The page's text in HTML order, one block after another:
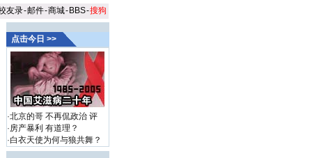
友录-邮件-商城- BBS-搜狗
点击今日 >>
·北京的哥 不再侃政治 评
·房产暴利 有道理？
·白衣天使为何与狼共舞？